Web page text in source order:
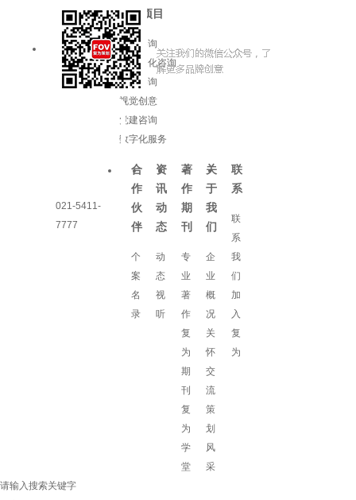
021-5411-
7777
服务项目
品牌咨询
企业文化咨询
增长咨询
视觉创意
党建咨询
数字化服务
合
作
伙
伴
个
案
名
录
资
讯
动
态
动
态
视
听
著
作
期
刊
专
业
著
作
复
为
期
刊
复
为
学
堂
关
于
我
们
企
业
概
况
关
怀
交
流
策
划
风
采
联
系
联
系
我
们
加
入
复
为
请输入搜索关键字